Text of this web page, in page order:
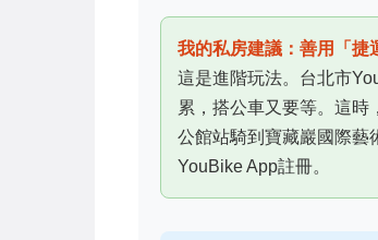
我的私房建議：善用「
這是進階玩法。台北市
累，搭公車又要等。這
公館站騎到寶藏巖國際藝
YouBike App註冊。